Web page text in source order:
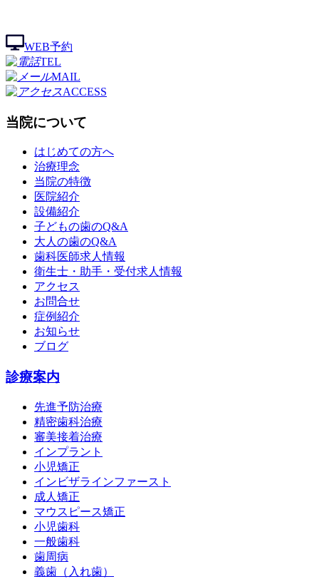
WEB予約
TEL
MAIL
ACCESS
当院について
はじめての方へ
治療理念
当院の特徴
医院紹介
設備紹介
子どもの歯のQ&A
大人の歯のQ&A
歯科医師求人情報
衛生士・助手・受付求人情報
アクセス
お問合せ
症例紹介
お知らせ
ブログ
診療案内
先進予防治療
精密歯科治療
審美接着治療
インプラント
小児矯正
インビザラインファースト
成人矯正
マウスピース矯正
小児歯科
一般歯科
歯周病
義歯（入れ歯）